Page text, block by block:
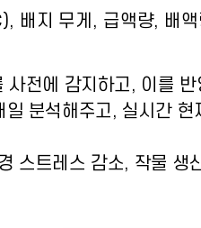
배지 무게, 급액량, 배
전에 감지하고, 이를
분석해주고, 실시간 현
스트레스 감소, 작물 생